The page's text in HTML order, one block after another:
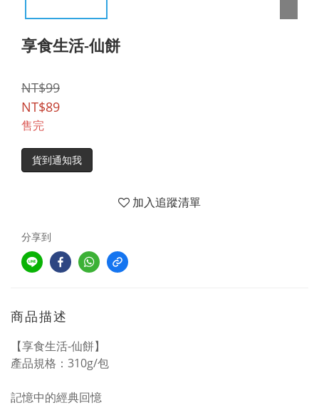
享食生活-仙餅
NT$99
NT$89
售完
貨到通知我
加入追蹤清單
分享到
商品描述
【享食生活-仙餅】
產品規格：310g/包
記憶中的經典回憶